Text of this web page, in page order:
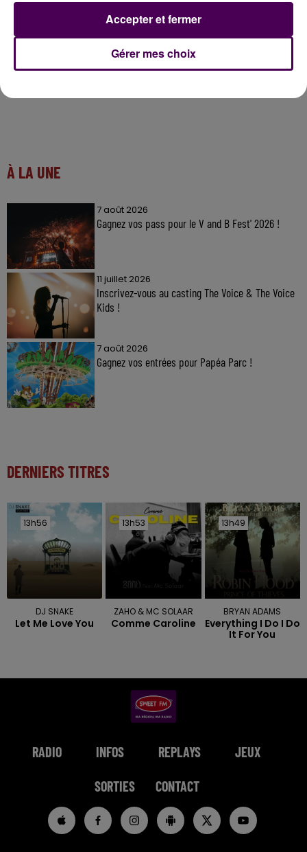
— LE MANS FC (@LEMANSFC)January 15, 2024
À LA UNE
7 août 2026
Gagnez vos pass pour le V and B Fest' 2026 !
11 juillet 2026
Inscrivez-vous au casting The Voice & The Voice
Kids !
7 août 2026
Gagnez vos entrées pour Papéa Parc !
DERNIERS TITRES
13h56
13h56
DJ SNAKE
Let Me Love You
13h53
13h53
ZAHO & MC SOLAAR
Comme Caroline
13h49
13h49
BRYAN ADAMS
Everything I Do I Do
It For You
RADIO INFOS REPLAYS JEUX
SORTIES CONTACT
Gérer mes choix
Accepter et fermer